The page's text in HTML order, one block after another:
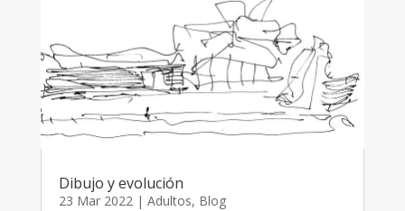
Dibujo y evolución
23 Mar 2022| Adultos, Blog